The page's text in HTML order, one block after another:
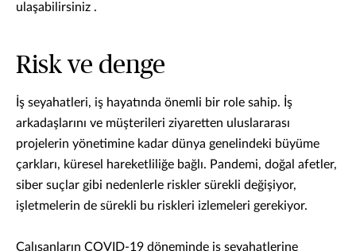
ulaşabilirsiniz .
Risk ve denge
İş seyahatleri, iş hayatında önemli bir role sahip. İş
arkadaşlarını ve müşterileri ziyaretten uluslararası
projelerin yönetimine kadar dünya genelindeki büyüme
çarkları, küresel hareketliliğe bağlı. Pandemi, doğal afetler,
siber suçlar gibi nedenlerle riskler sürekli değişiyor,
işletmelerin de sürekli bu riskleri izlemeleri gerekiyor.
Çalışanların COVID-19 döneminde iş seyahatlerine